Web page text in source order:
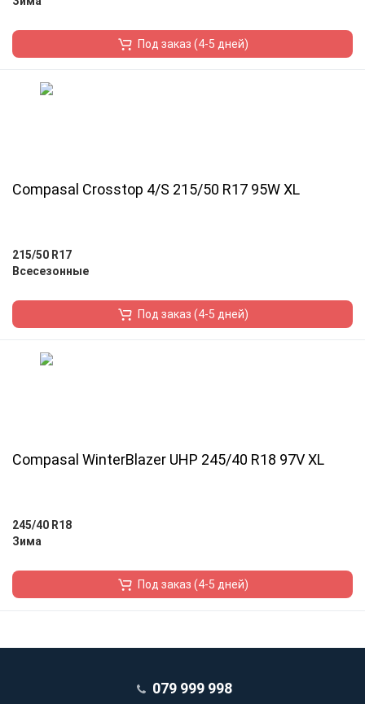
Под заказ (4-5 дней)
Compasal Crosstop 4/S 215/50 R17 95W XL
215/50 R17
Всесезонные
Под заказ (4-5 дней)
Compasal WinterBlazer UHP 245/40 R18 97V XL
245/40 R18
Зима
Под заказ (4-5 дней)
079 999 998